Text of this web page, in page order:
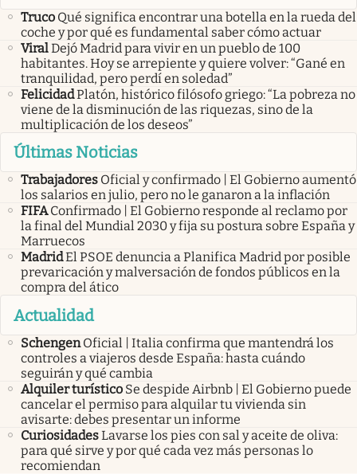
Truco Qué significa encontrar una botella en la rueda del
coche y por qué es fundamental saber cómo actuar
ViralDejó Madrid para vivir en un pueblo de 100
habitantes. Hoy se arrepiente y quiere volver: “Gané en
tranquilidad, pero perdí en soledad”
FelicidadPlatón, histórico filósofo griego: “La pobreza no
viene de la disminución de las riquezas, sino de la
multiplicación de los deseos”
Últimas Noticias
Trabajadores Oficial y confirmado | El Gobierno aumentó
los salarios en julio, pero no le ganaron a la inflación
FIFA Confirmado | El Gobierno responde al reclamo por
la final del Mundial 2030 y fija su postura sobre España y
Marruecos
MadridEl PSOE denuncia a Planifica Madrid por posible
prevaricación y malversación de fondos públicos en la
compra del ático
Actualidad
Schengen Oficial | Italia confirma que mantendrá los
controles a viajeros desde España: hasta cuándo
seguirán y qué cambia
Alquiler turístico Se despide Airbnb | El Gobierno puede
cancelar el permiso para alquilar tu vivienda sin
avisarte: debes presentar un informe
CuriosidadesLavarse los pies con sal y aceite de oliva:
para qué sirve y por qué cada vez más personas lo
recomiendan